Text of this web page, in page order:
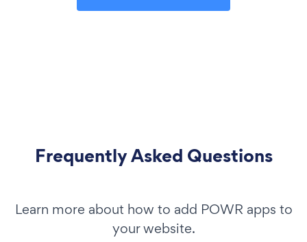
Frequently Asked Questions
Learn more about how to add POWR apps to
your website.